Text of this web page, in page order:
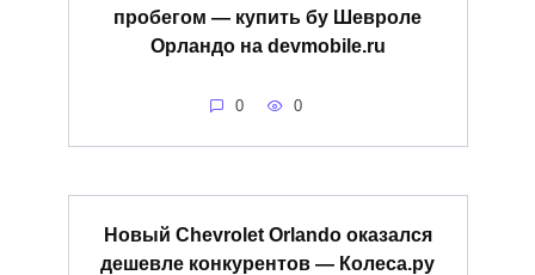
пробегом — купить бу Шевроле
Орландо на devmobile.ru
0 0
Новый Chevrolet Orlando оказался
дешевле конкурентов — Колеса.ру